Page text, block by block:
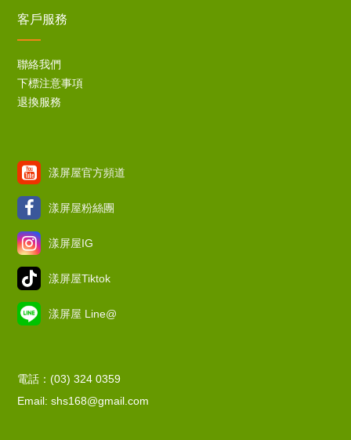
客戶服務
聯絡我們
下標注意事項
退換服務
漾屏屋官方頻道
漾屏屋粉絲團
漾屏屋IG
漾屏屋Tiktok
漾屏屋 Line@
電話：(03) 324 0359
Email: shs168@gmail.com